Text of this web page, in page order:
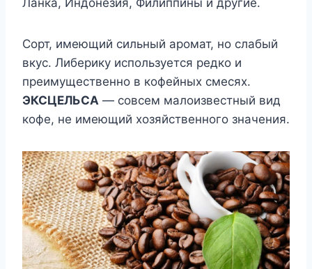
Ланка, Индонезия, Филиппины и другие.
Сорт, имеющий сильный аромат, но слабый
вкус. Либерику используется редко и
преимущественно в кофейных смесях.
ЭКСЦЕЛЬСА — совсем малоизвестный вид
кофе, не имеющий хозяйственного значения.